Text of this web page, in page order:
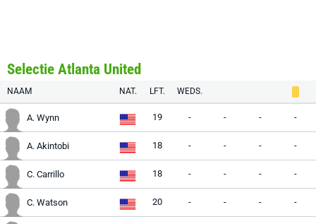
Selectie Atlanta United
NAAM NAT. LFT. WEDS.
A. Wynn 19 - - - -
A. Akintobi 18 - - - -
C. Carrillo 18 - - - -
C. Watson 20 - - - -